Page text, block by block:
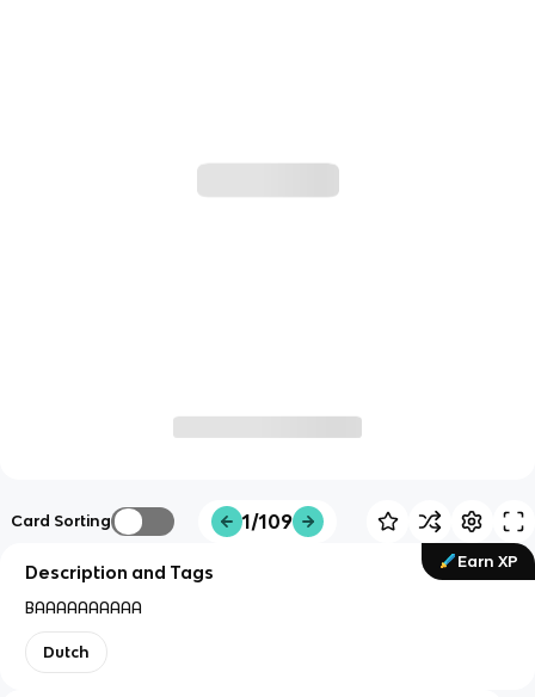
Card Sorting 1/109
Earn XP
Description and Tags
BAAAAAAAAAA
Dutch